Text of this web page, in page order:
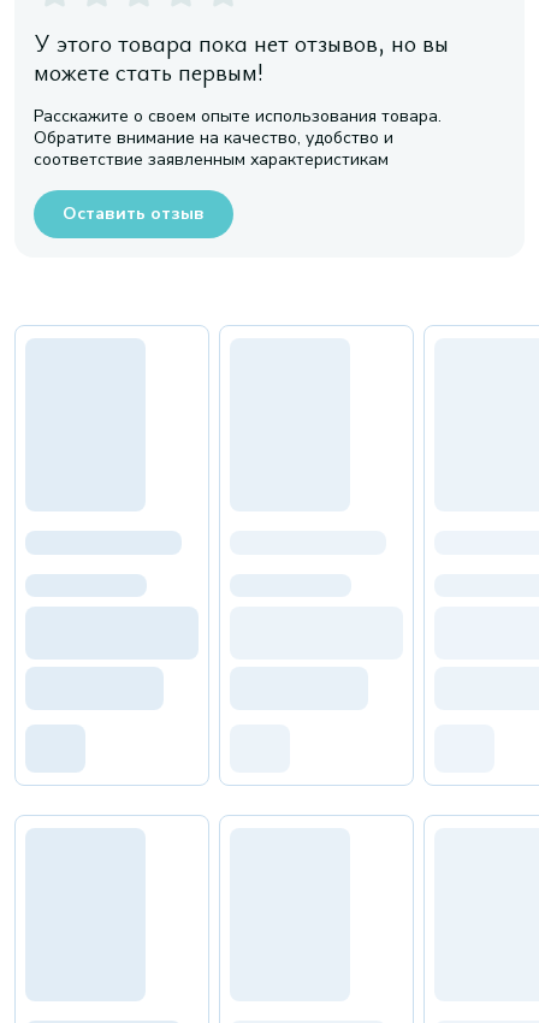
У этого товара пока нет отзывов, но вы
можете стать первым!
Расскажите о своем опыте использования товара.
Обратите внимание на качество, удобство и
соответствие заявленным характеристикам
Оставить отзыв